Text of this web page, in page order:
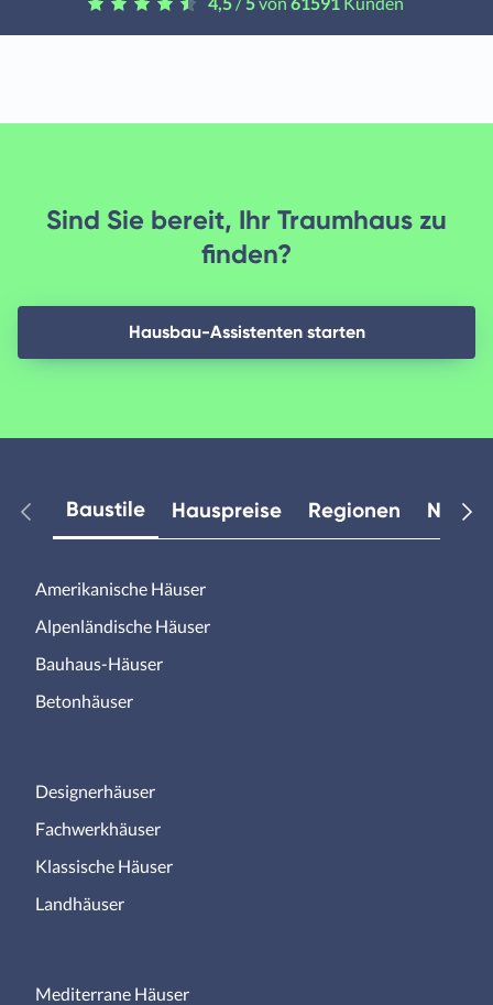
Sind Sie bereit, Ihr Traumhaus zu
finden?
Hausbau-Assistenten starten
Baustile Hauspreise Regionen
Amerikanische Häuser
Alpenländische Häuser
Bauhaus-Häuser
Betonhäuser
Designerhäuser
Fachwerkhäuser
Klassische Häuser
Landhäuser
Mediterrane Häuser